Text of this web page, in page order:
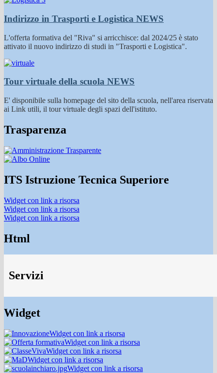
Indirizzo in Trasporti e Logistica NEWS
L'offerta formativa del "Riva" si arricchisce: dal 2024/25 è stato
attivato il nuovo indirizzo di studi in "Trasporti e Logistica".
Tour virtuale della scuola NEWS
E' disponibile sulla homepage del sito della scuola, nell'area riservata
ai Link utili, il tour virtuale degli spazi dell'istituto.
Trasparenza
ITS Istruzione Tecnica Superiore
Widget con link a risorsa
Widget con link a risorsa
Widget con link a risorsa
Html
Servizi
Widget
Widget con link a risorsa
Widget con link a risorsa
Widget con link a risorsa
Widget con link a risorsa
Widget con link a risorsa